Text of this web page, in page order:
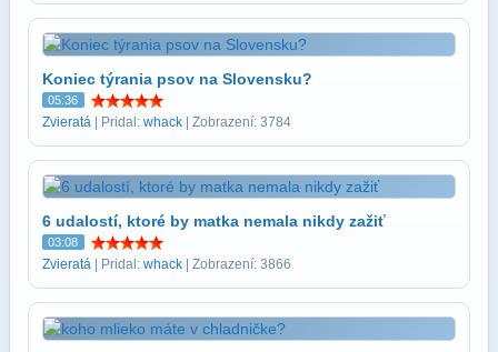
Koniec týrania psov na Slovensku?
05:36
Zvieratá | Pridal: whack | Zobrazení: 3784
6 udalostí, ktoré by matka nemala nikdy zažiť
03:08
Zvieratá | Pridal: whack | Zobrazení: 3866